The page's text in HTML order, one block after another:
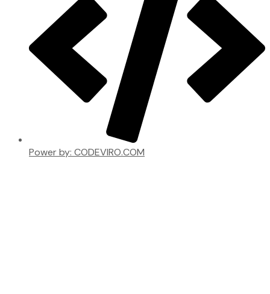
Power by: CODEVIRO.COM